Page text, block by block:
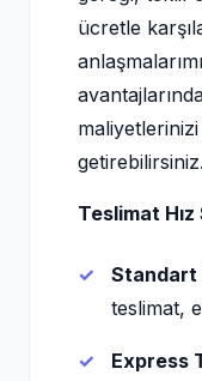
ücretle
getirebilirsiniz.
Teslimat
Standart
teslimat,
Express